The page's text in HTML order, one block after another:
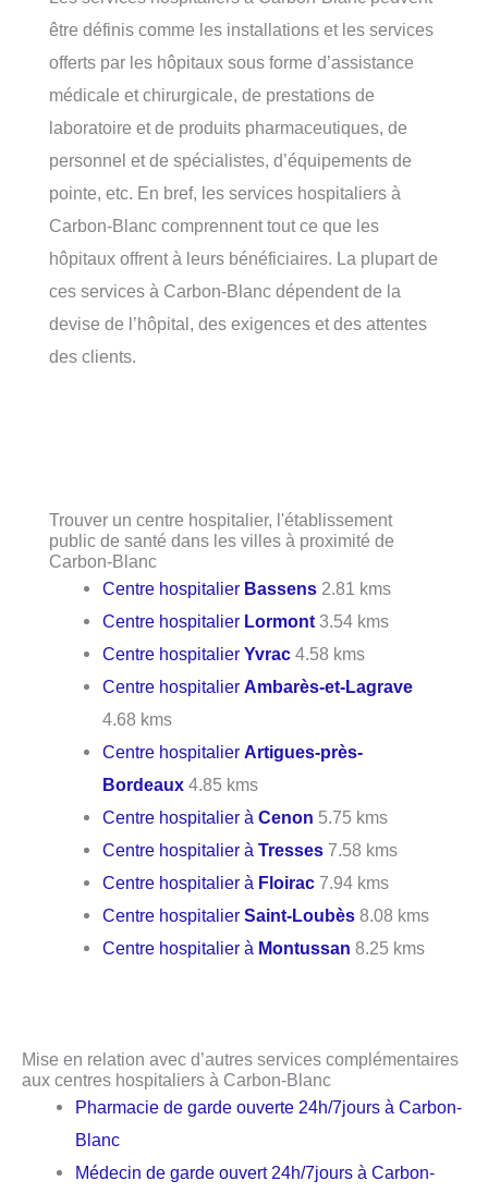
être définis comme les installations et les services
offerts par les hôpitaux sous forme d’assistance
médicale et chirurgicale, de prestations de
laboratoire et de produits pharmaceutiques, de
personnel et de spécialistes, d’équipements de
pointe, etc. En bref, les services hospitaliers à
Carbon-Blanc comprennent tout ce que les
hôpitaux offrent à leurs bénéficiaires. La plupart de
ces services à Carbon-Blanc dépendent de la
devise de l’hôpital, des exigences et des attentes
des clients.
Trouver un centre hospitalier, l'établissement
public de santé dans les villes à proximité de
Carbon-Blanc
Centre hospitalier Bassens 2.81 kms
Centre hospitalier Lormont 3.54 kms
Centre hospitalierYvrac 4.58 kms
Centre hospitalierAmbarès-et-Lagrave
4.68 kms
Centre hospitalierArtigues-près-
Bordeaux 4.85 kms
Centre hospitalier àCenon 5.75 kms
Centre hospitalier àTresses 7.58 kms
Centre hospitalier à Floirac 7.94 kms
Centre hospitalierSaint-Loubès 8.08 kms
Centre hospitalier à Montussan 8.25 kms
Mise en relation avec d’autres services complémentaires
aux centres hospitaliers à Carbon-Blanc
Pharmacie de garde ouverte 24h/7jours à Carbon-
Blanc
Médecin de garde ouvert 24h/7jours à Carbon-